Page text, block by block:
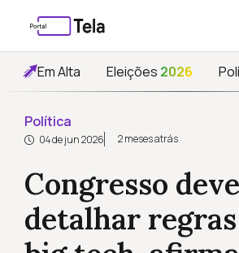
Em Alta Eleições 2026
Política
04 de jun 2026 2 meses atrás
Congresso
detalhar